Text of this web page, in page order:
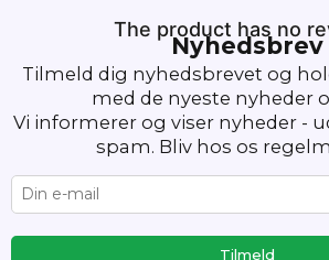
The product has no
Nyhedsbrev
Tilmeld dig nyhedsbrevet og
med de nyeste nyheder
Vi informerer og viser nyheder -
spam. Bliv hos os